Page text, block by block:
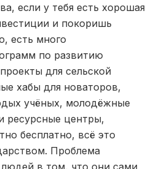
если у тебя есть хорошая
и покоришь
есть много
по развитию
для сельской
хабы для новаторов,
учёных, молодёжные
ресурсные центры,
бесплатно, всё это
Проблема
в том, что они сами